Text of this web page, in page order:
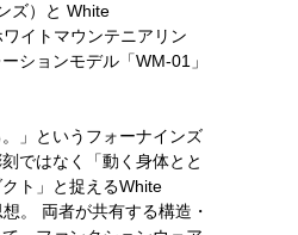
ズ）と White
イトマウンテニアリン
ションモデル「WM-01」
。」というフォーナインズ
ではなく「動く身体とと
ト」と捉えるWhite
。 両者が共有する構造・